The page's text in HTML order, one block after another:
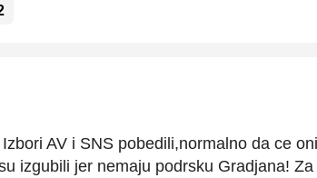
AV i SNS pobedili,normalno da ce
izgubili jer nemaju podrsku Gradjana!